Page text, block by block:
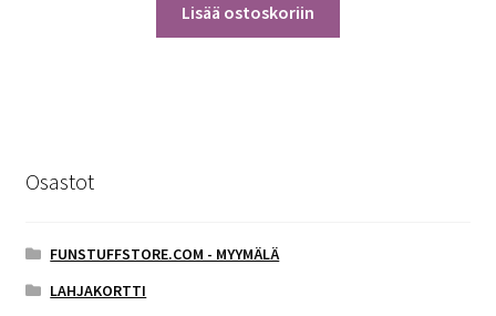
Lisää ostoskoriin
Osastot
FUNSTUFFSTORE.COM - MYYMÄLÄ
LAHJAKORTTI